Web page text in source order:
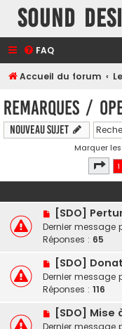
Sound
FAQ
Accueil du forum
Remarques /
Nouveau sujet
Marquer
Page
1
[SDO]
Dernier message
Réponses : 65
[SDO]
Dernier message
Réponses : 116
[SDO] Mise
Dernier message